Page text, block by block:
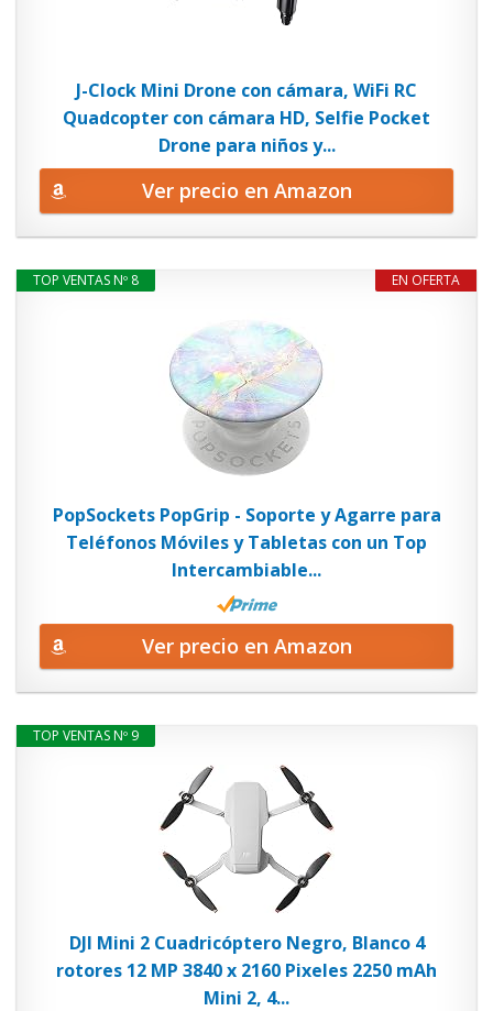
J-Clock Mini Drone con cámara, WiFi RC
Quadcopter con cámara HD, Selfie Pocket
Drone para niños y...
Ver precio en Amazon
EN OFERTA
TOP VENTAS Nº 8
PopSockets PopGrip - Soporte y Agarre para
Teléfonos Móviles y Tabletas con un Top
Intercambiable...
Ver precio en Amazon
TOP VENTAS Nº 9
DJI Mini 2 Cuadricóptero Negro, Blanco 4
rotores 12 MP 3840 x 2160 Pixeles 2250 mAh
Mini 2, 4...